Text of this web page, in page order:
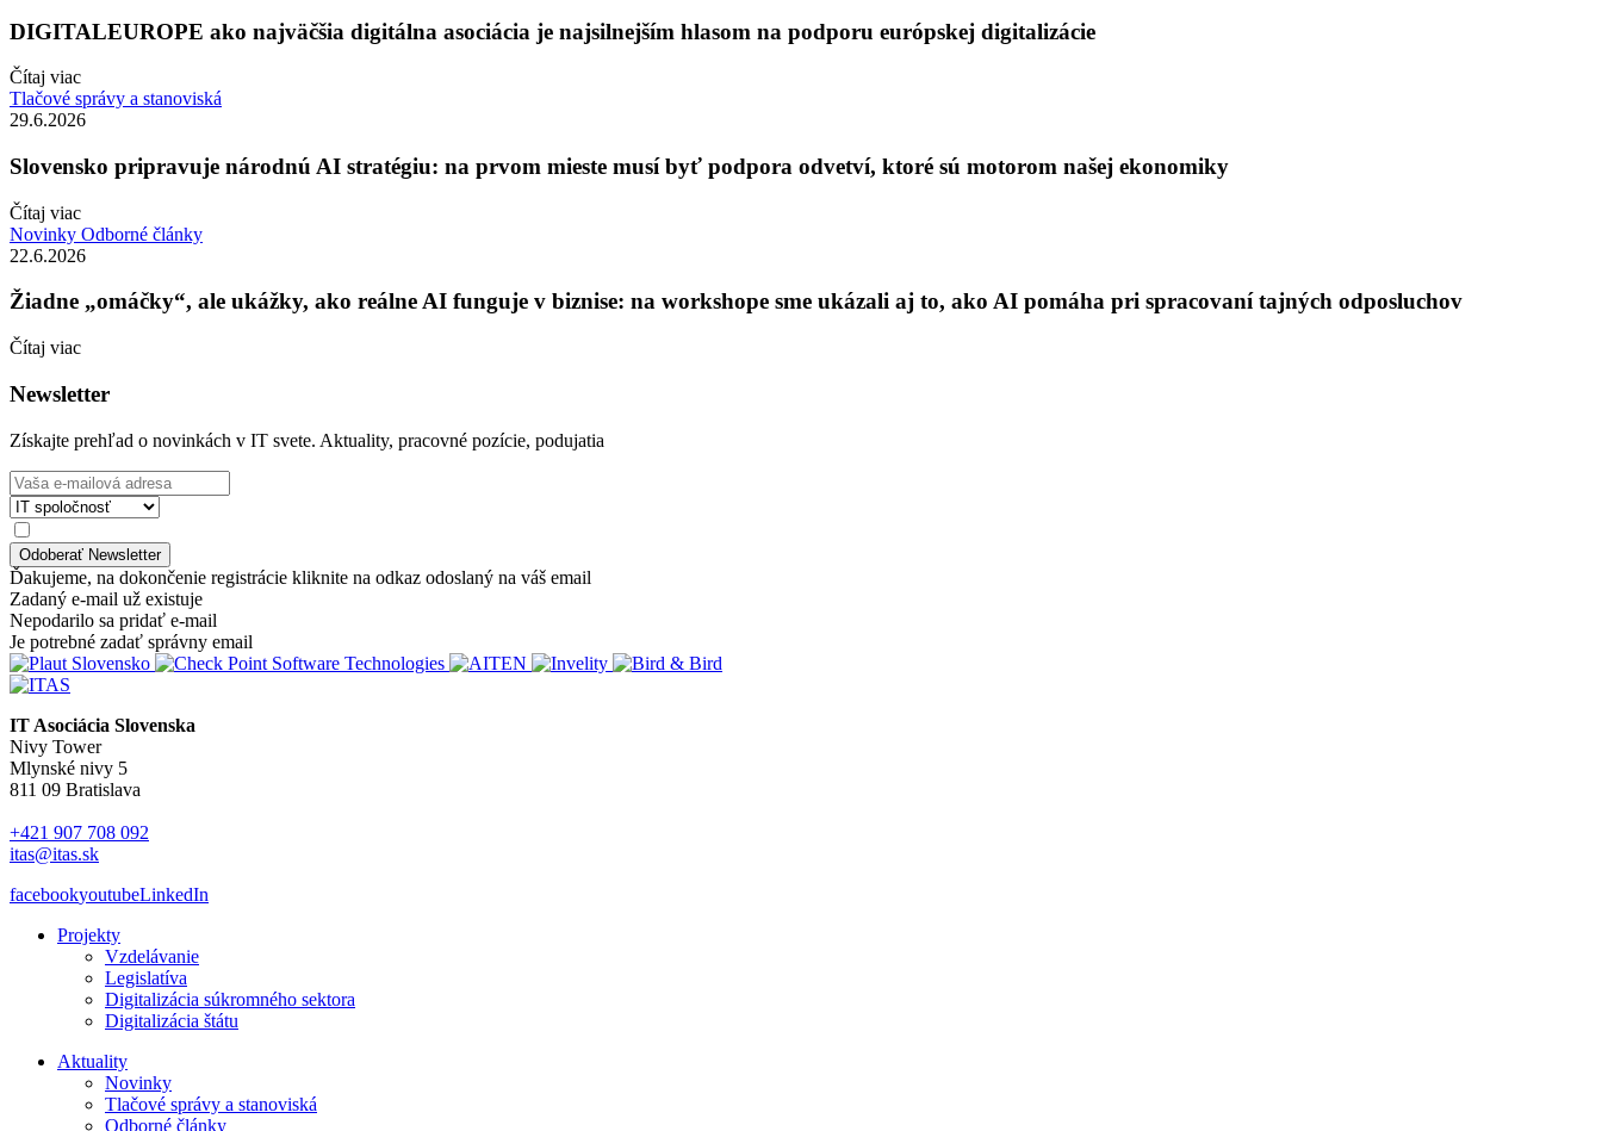
DIGITALEUROPE ako najväčšia digitálna asociácia je najsilnejším hlasom na podporu európskej digitalizácie
Čítaj viac
Tlačové správy a stanoviská
29.6.2026
Slovensko pripravuje národnú AI stratégiu: na prvom mieste musí byť podpora odvetví, ktoré sú motorom našej ekonomiky
Čítaj viac
Novinky Odborné články
22.6.2026
Žiadne „omáčky“, ale ukážky, ako reálne AI funguje v biznise: na workshope sme ukázali aj to, ako AI pomáha pri spracovaní tajných odposluchov
Čítaj viac
Newsletter
Získajte prehľad o novinkách v IT svete. Aktuality, pracovné pozície, podujatia
Ďakujeme, na dokončenie registrácie kliknite na odkaz odoslaný na váš email
Zadaný e-mail už existuje
Nepodarilo sa pridať e-mail
Je potrebné zadať správny email
IT Asociácia Slovenska
Nivy Tower
Mlynské nivy 5
811 09 Bratislava
+421 907 708 092
itas@itas.sk
facebookyoutubeLinkedIn
Projekty
Vzdelávanie
Legislatíva
Digitalizácia súkromného sektora
Digitalizácia štátu
Aktuality
Novinky
Tlačové správy a stanoviská
Odborné články